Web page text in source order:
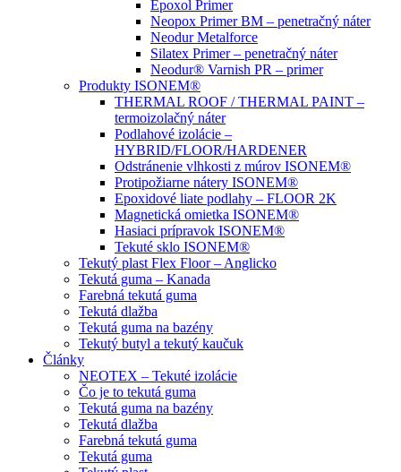
Epoxol Primer
Neopox Primer BM – penetračný náter
Neodur Metalforce
Silatex Primer – penetračný náter
Neodur® Varnish PR – primer
Produkty ISONEM®
THERMAL ROOF / THERMAL PAINT –
termoizolačný náter
Podlahové izolácie –
HYBRID/FLOOR/HARDENER
Odstránenie vlhkosti z múrov ISONEM®
Protipožiarne nátery ISONEM®
Epoxidové liate podlahy – FLOOR 2K
Magnetická omietka ISONEM®
Hasiaci prípravok ISONEM®
Tekuté sklo ISONEM®
Tekutý plast Flex Floor – Anglicko
Tekutá guma – Kanada
Farebná tekutá guma
Tekutá dlažba
Tekutá guma na bazény
Tekutý butyl a tekutý kaučuk
Články
NEOTEX – Tekuté izolácie
Čo je to tekutá guma
Tekutá guma na bazény
Tekutá dlažba
Farebná tekutá guma
Tekutá guma